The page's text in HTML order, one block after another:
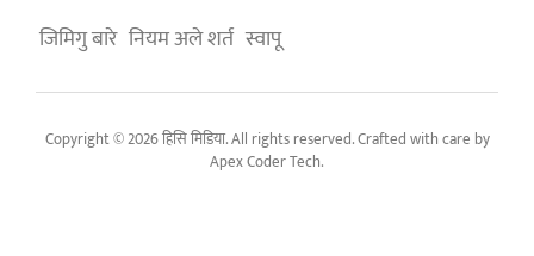
जिमिगु बारे नियम अले शर्त स्वापू
Copyright © 2026 हिसि मिडिया. All rights reserved. Crafted with care by
Apex Coder Tech.